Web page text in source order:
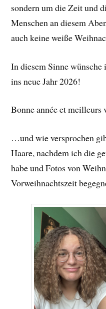
sondern um die Zeit und
Menschen an diesem
auch keine weiße
In diesem Sinne
ins neue Jahr 2026!
Bonne année et
…und wie versprochen
Haare, nachdem ich die
habe und Fotos von
Vorweihnachtszeit